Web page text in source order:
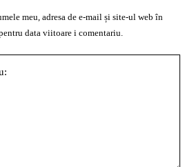
meu, adresa de e-mail și site-ul web în
data viitoare i comentariu.